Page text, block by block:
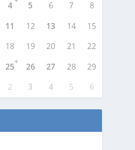
4 5 6 7
8
11 12 13 14
15
18 19 20 21
22
25
+
26 27 28
29
2 3 4 5 6